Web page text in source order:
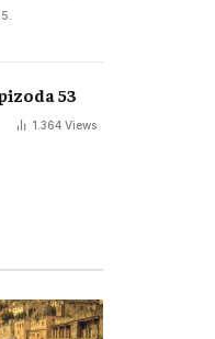
53
1.364 Views